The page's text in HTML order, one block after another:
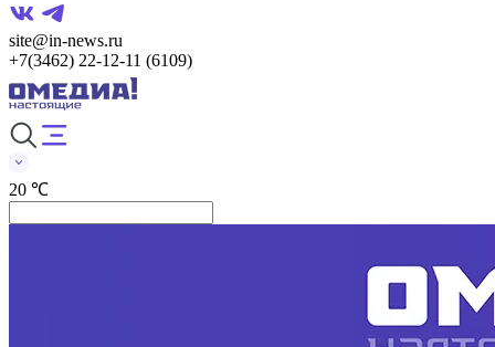
site@in-news.ru
+7(3462) 22-12-11 (6109)
20 ℃